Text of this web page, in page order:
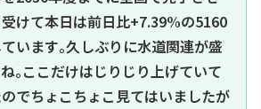
けて本日は前日比+7.39%の5160
います｡久しぶりに水道関連が盛
｡ここだけはじりじり上げていて
でちょこちょこ見てはいましたが